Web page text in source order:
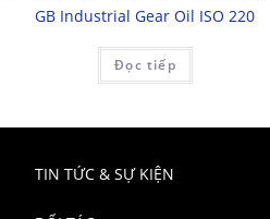
GB Industrial Gear Oil ISO 220
Đọc tiếp
TIN TỨC & SỰ KIỆN